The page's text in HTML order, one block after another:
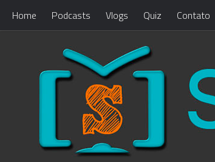
Home Podcasts Vlogs Quiz Contato